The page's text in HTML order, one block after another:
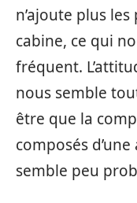
n’ajoute plus
cabine, ce qui
fréquent.
nous semble
être que la
composés
semble peu